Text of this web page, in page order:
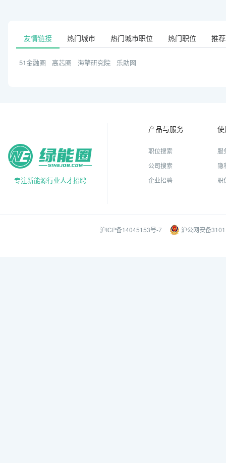
友情链接 热门城市 热门城市职位 热门职位 推
51金融圈 高芯圈 海擎研究院 乐助网
专注新能源行业人才招聘
产品与服务
职位搜索
公司搜索
企业招聘
服
隐
职
沪ICP备14045153号-7 沪公网安备